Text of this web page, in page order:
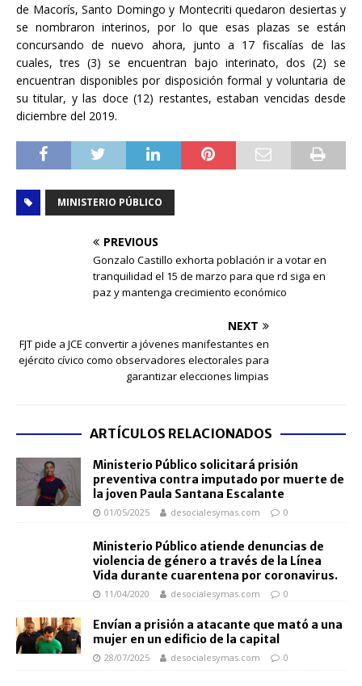
de Macorís, Santo Domingo y Montecriti quedaron desiertas y
se nombraron interinos, por lo que esas plazas se están
concursando de nuevo ahora, junto a 17 fiscalías de las
cuales, tres (3) se encuentran bajo interinato, dos (2) se
encuentran disponibles por disposición formal y voluntaria de
su titular, y las doce (12) restantes, estaban vencidas desde
diciembre del 2019.
MINISTERIO PÚBLICO
PREVIOUS
Gonzalo Castillo exhorta población ir a votar en
tranquilidad el 15 de marzo para que rd siga en
paz y mantenga crecimiento económico
NEXT
FJT pide a JCE convertir a jóvenes manifestantes en
ejército cívico como observadores electorales para
garantizar elecciones limpias
ARTÍCULOS RELACIONADOS
Ministerio Público solicitará prisión
preventiva contra imputado por muerte de
la joven Paula Santana Escalante
01/05/2025 desocialesymas.com 0
Ministerio Público atiende denuncias de
violencia de género a través de la Línea
Vida durante cuarentena por coronavirus.
11/04/2020 desocialesymas.com 0
Envían a prisión a atacante que mató a una
mujer en un edificio de la capital
28/07/2025 desocialesymas.com 0